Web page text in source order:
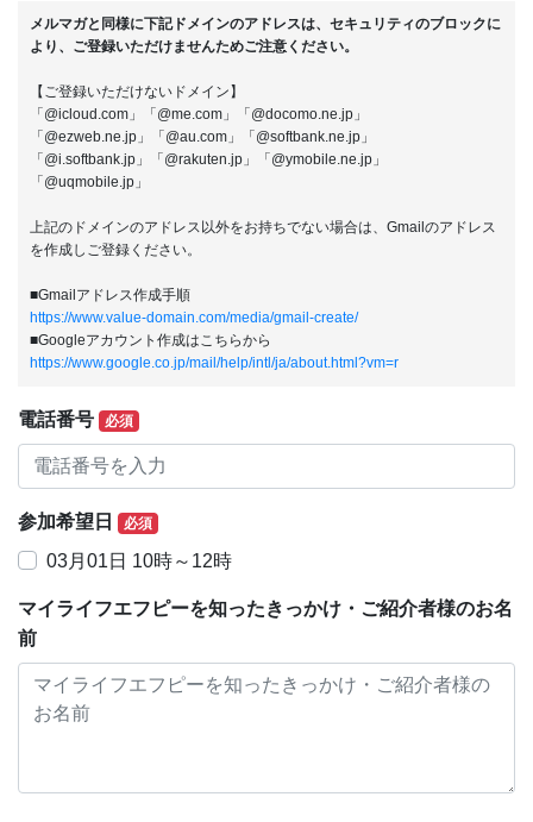
メルマガと同様に下記ドメインのアドレスは、セキュリティのブロックに
より、ご登録いただけませんためご注意ください。
【ご登録いただけないドメイン】
「@icloud.com」「@me.com」「@docomo.ne.jp」
「@ezweb.ne.jp」「@au.com」「@softbank.ne.jp」
「@i.softbank.jp」「@rakuten.jp」「@ymobile.ne.jp」
「@uqmobile.jp」
上記のドメインのアドレス以外をお持ちでない場合は、Gmailのアドレス
を作成しご登録ください。
■Gmailアドレス作成手順
https://www.value-domain.com/media/gmail-create/
■Googleアカウント作成はこちらから
https://www.google.co.jp/mail/help/intl/ja/about.html?vm=r
電話番号 必須
参加希望日 必須
03月01日 10時～12時
マイライフエフピーを知ったきっかけ・ご紹介者様のお名
前